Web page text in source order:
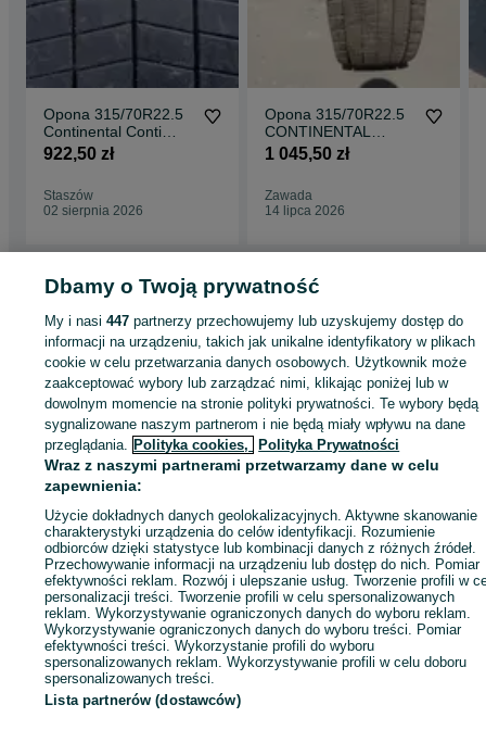
Opona 315/70R22.5
Continental Conti
ECO PLUS HD 3(750
netto)
922,50 zł
Staszów
02 sierpnia 2026
Opona 315/70R22.5
CONTINENTAL
CONTI ECO PLUS
HD3 (850 netto)
1 045,50 zł
Zawada
14 lipca 2026
Strona główna Motoryzacja Opony i Felgi Opony
Opony - Oleśnica
Opony - Oleśnica
KATEGORIA
936457979 Wyświetlenia:
Zadzwoń / SMS Wyślij wiadomość
Dbamy o Twoją prywatność
My i nasi447 partnerzy przechowujemy lub uzyskujemy dostęp do
informacji na urządzeniu, takich jak unikalne identyfikatory w plikach
cookie w celu przetwarzania danych osobowych. Użytkownik może
zaakceptować wybory lub zarządzać nimi, klikając poniżej lub w
dowolnym momencie na stronie polityki prywatności. Te wybory będą
sygnalizowane naszym partnerom i nie będą miały wpływu na dane
przeglądania. Polityka cookies, Polityka Prywatności
Wraz z naszymi partnerami przetwarzamy dane w celu
zapewnienia:
Użycie dokładnych danych geolokalizacyjnych. Aktywne skanowanie
charakterystyki urządzenia do celów identyfikacji. Rozumienie
odbiorców dzięki statystyce lub kombinacji danych z różnych źródeł.
Przechowywanie informacji na urządzeniu lub dostęp do nich. Pomiar
efektywności reklam. Rozwój i ulepszanie usług. Tworzenie profili w
personalizacji treści. Tworzenie profili w celu spersonalizowanych
reklam. Wykorzystywanie ograniczonych danych do wyboru reklam.
Wykorzystywanie ograniczonych danych do wyboru treści. Pomiar
efektywności treści. Wykorzystanie profili do wyboru
spersonalizowanych reklam. Wykorzystywanie profili w celu doboru
spersonalizowanych treści.
Lista partnerów (dostawców)